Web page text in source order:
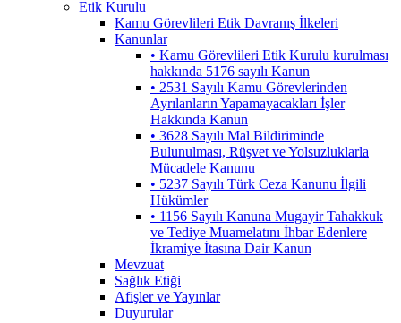
Etik Kurulu
Kamu Görevlileri Etik Davranış İlkeleri
Kanunlar
• Kamu Görevlileri Etik Kurulu kurulması
hakkında 5176 sayılı Kanun
• 2531 Sayılı Kamu Görevlerinden
Ayrılanların Yapamayacakları İşler
Hakkında Kanun
• 3628 Sayılı Mal Bildiriminde
Bulunulması, Rüşvet ve Yolsuzluklarla
Mücadele Kanunu
• 5237 Sayılı Türk Ceza Kanunu İlgili
Hükümler
• 1156 Sayılı Kanuna Mugayir Tahakkuk
ve Tediye Muamelatını İhbar Edenlere
İkramiye İtasına Dair Kanun
Mevzuat
Sağlık Etiği
Afişler ve Yayınlar
Duyurular